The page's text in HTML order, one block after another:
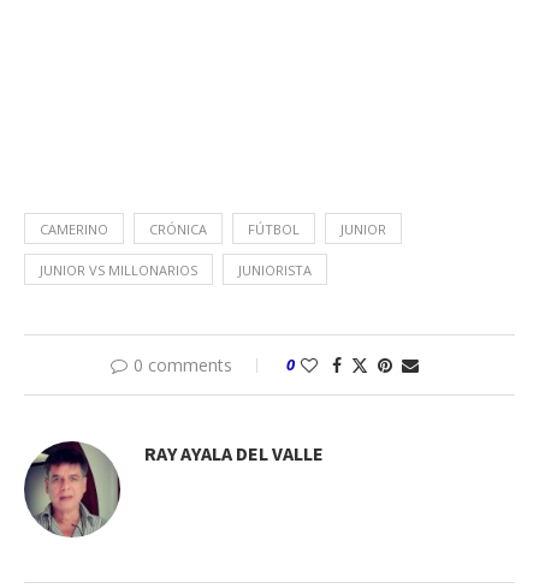
CAMERINO CRÓNICA FÚTBOL JUNIOR
JUNIOR VS MILLONARIOS JUNIORISTA
0 comments 0
RAY AYALA DEL VALLE